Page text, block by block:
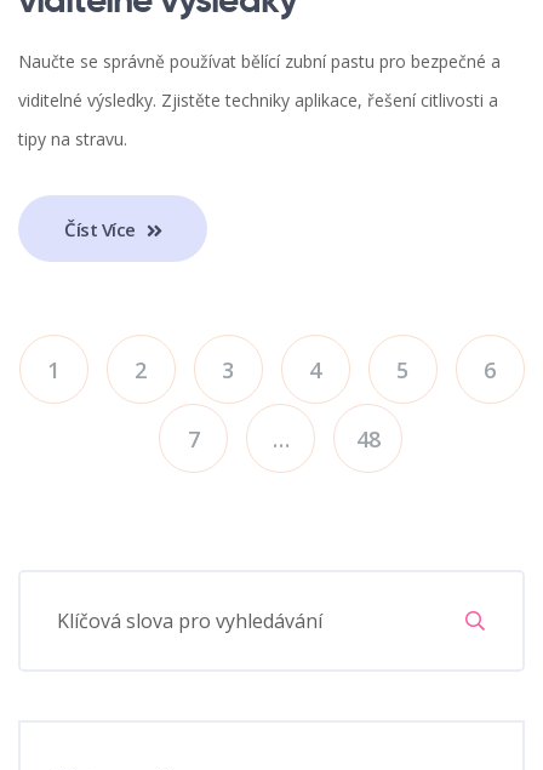
Naučte se správně používat bělící zubní pastu pro bezpečné a
viditelné výsledky. Zjistěte techniky aplikace, řešení citlivosti a
tipy na stravu.
Číst Více
1 2 3 4 5 6
7 … 48